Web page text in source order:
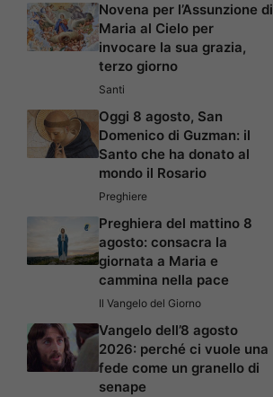
Novena per l’Assunzione di
Maria al Cielo per
invocare la sua grazia,
terzo giorno
Santi
Oggi 8 agosto, San
Domenico di Guzman: il
Santo che ha donato al
mondo il Rosario
Preghiere
Preghiera del mattino 8
agosto: consacra la
giornata a Maria e
cammina nella pace
Il Vangelo del Giorno
Vangelo dell’8 agosto
2026: perché ci vuole una
fede come un granello di
senape